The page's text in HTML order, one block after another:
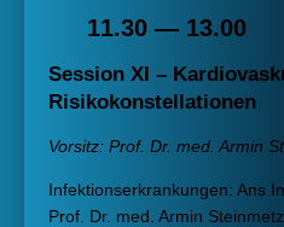
11.30 — 13.00
Session XI –
Risikokonstellationen
Vorsitz: Prof. Dr. med. Armin
Infektionserkrankungen: Ans
Prof. Dr. med. Armin